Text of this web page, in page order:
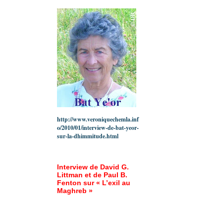
http://www.veroniquechemla.inf
o/2010/01/interview-de-bat-yeor-
sur-la-dhimmitude.html
Interview de David G.
Littman et de Paul B.
Fenton sur « L’exil au
Maghreb »